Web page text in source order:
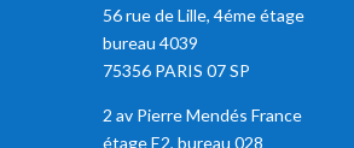
56 rue de Lille, 4éme étage
bureau 4039
75356 PARIS 07 SP
2 av Pierre Mendés France
étage E2, bureau 028